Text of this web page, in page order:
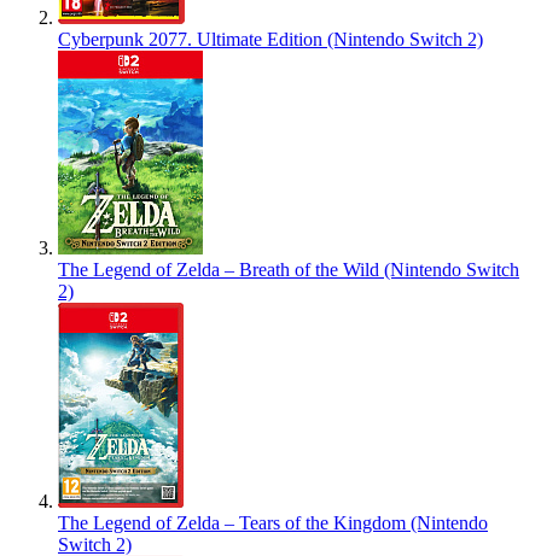
Cyberpunk 2077. Ultimate Edition (Nintendo Switch 2)
The Legend of Zelda – Breath of the Wild (Nintendo Switch
2)
The Legend of Zelda – Tears of the Kingdom (Nintendo
Switch 2)